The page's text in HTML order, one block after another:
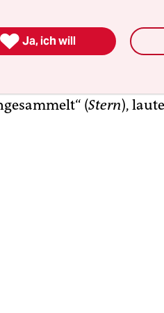
kräftig in die
die Meldung der
(Stern),
 Ja, ich will